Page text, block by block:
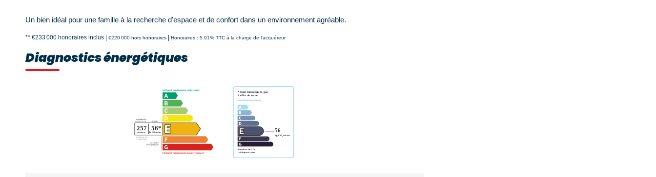
Un bien idéal pour une famille à la recherche d'espace et de confort dans un environnement agréable.
** €233 000 honoraires inclus €220 000 hors honoraires Honoraires : 5.91% TTC à la charge de l'acquéreur
Diagnostics énergétiques